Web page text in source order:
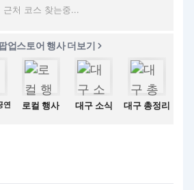
근처 코스 찾는중...
업스토어 행사 더보기
연 로컬 행사 대구 소식 대구 총정리